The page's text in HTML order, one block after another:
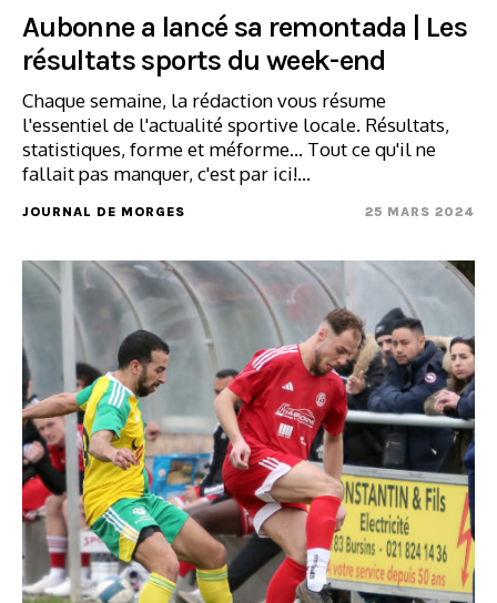
Aubonne a lancé sa remontada | Les
résultats sports du week-end
Chaque semaine, la rédaction vous résume
l'essentiel de l'actualité sportive locale. Résultats,
statistiques, forme et méforme... Tout ce qu'il ne
fallait pas manquer, c'est par ici!…
JOURNAL DE MORGES 25 MARS 2024